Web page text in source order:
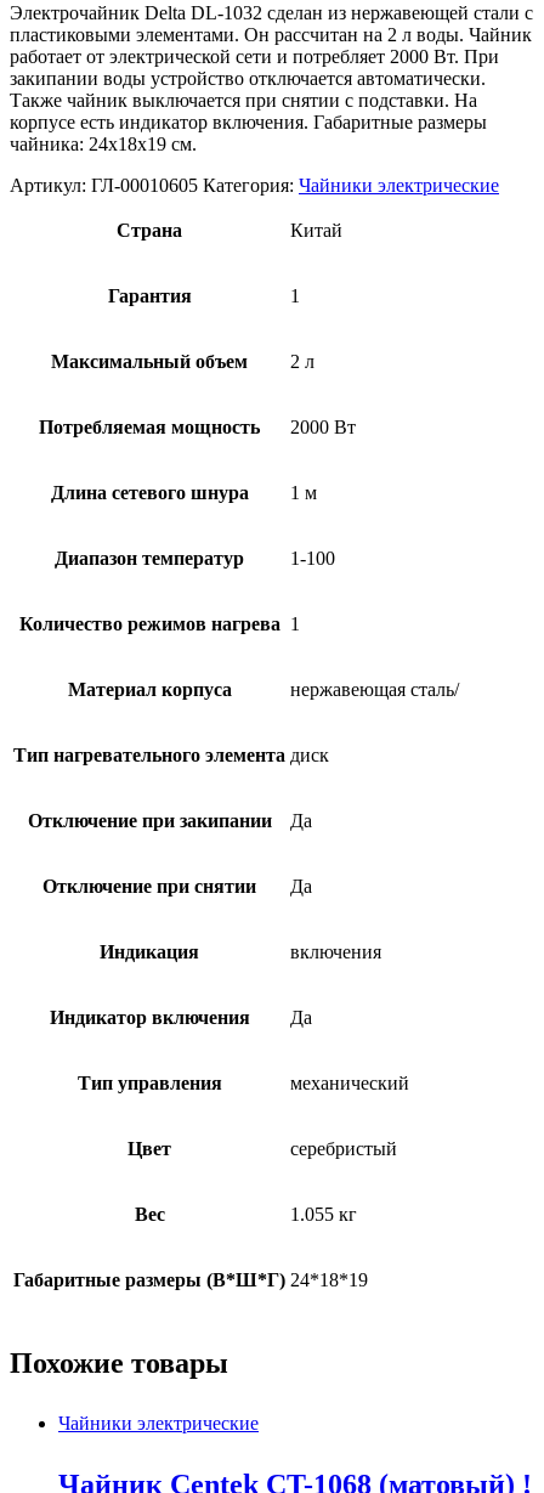
Электрочайник Delta DL-1032 сделан из нержавеющей стали с
пластиковыми элементами. Он рассчитан на 2 л воды. Чайник
работает от электрической сети и потребляет 2000 Вт. При
закипании воды устройство отключается автоматически.
Также чайник выключается при снятии с подставки. На
корпусе есть индикатор включения. Габаритные размеры
чайника: 24х18х19 см.
Артикул: ГЛ-00010605 Категория: Чайники электрические
Страна Китай
Гарантия 1
Максимальный объем 2 л
Потребляемая мощность 2000 Вт
Длина сетевого шнура 1 м
Диапазон температур 1-100
Количество режимов нагрева 1
Материал корпуса нержавеющая сталь/
Тип нагревательного элемента диск
Отключение при закипании Да
Отключение при снятии Да
Индикация включения
Индикатор включения Да
Тип управления механический
Цвет серебристый
Вес 1.055 кг
Габаритные размеры (В*Ш*Г) 24*18*19
Похожие товары
Чайники электрические
Чайник Centek CT-1068 (матовый) !